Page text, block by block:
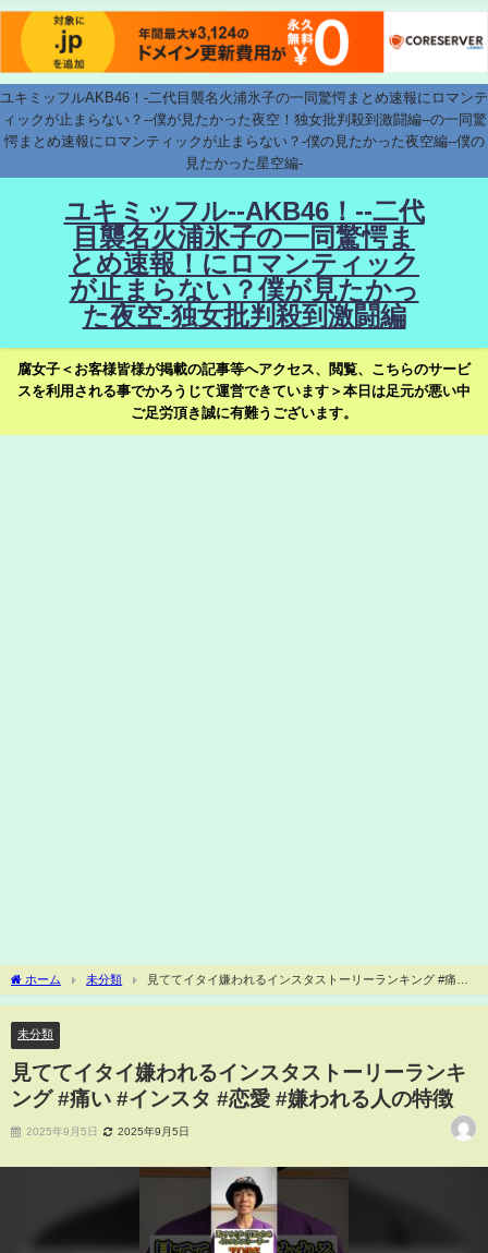
ユキミッフルAKB46！-二代目襲名火浦氷子の一同驚愕まとめ速報にロマンテ
ィックが止まらない？--僕が見たかった夜空！独女批判殺到激闘編--の一同驚
愕まとめ速報にロマンティックが止まらない？-僕の見たかった夜空編--僕の
見たかった星空編-
ユキミッフル--AKB46！--二代
目襲名火浦氷子の一同驚愕ま
とめ速報！にロマンティック
が止まらない？僕が見たかっ
た夜空-独女批判殺到激闘編
腐女子＜お客様皆様が掲載の記事等へアクセス、閲覧、こちらのサービ
スを利用される事でかろうじて運営できています＞本日は足元が悪い中
ご足労頂き誠に有難うございます。
ホーム 未分類
見ててイタイ嫌われるインスタストーリーランキング #痛い
#インスタ #恋愛 #嫌われる人の特徴
未分類
見ててイタイ嫌われるインスタストーリーランキ
ング #痛い #インスタ #恋愛 #嫌われる人の特徴
2025年9月5日 2025年9月5日